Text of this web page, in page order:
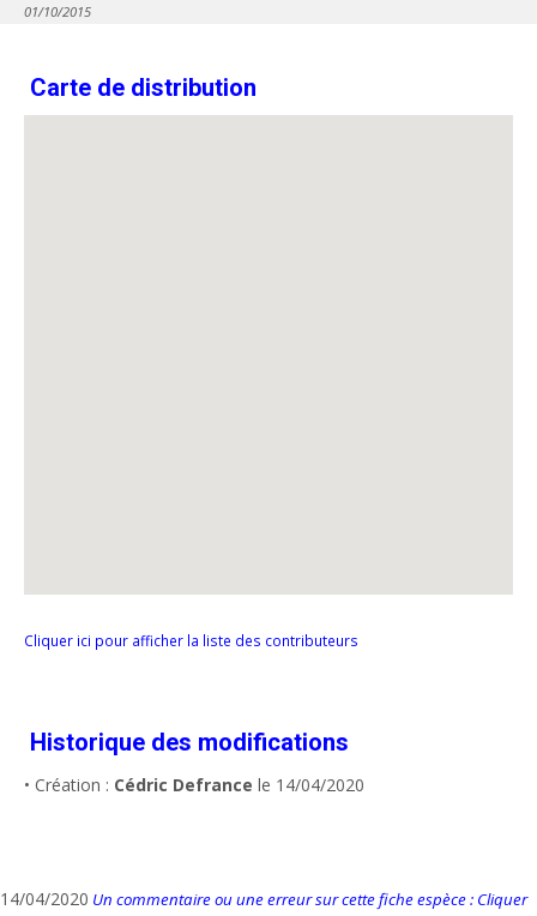
01/10/2015
Carte de distribution
Cliquer ici pour afficher la liste des contributeurs
Historique des modifications
• Création : Cédric Defrance le 14/04/2020
14/04/2020 Un commentaire ou une erreur sur cette fiche espèce : Cliquer